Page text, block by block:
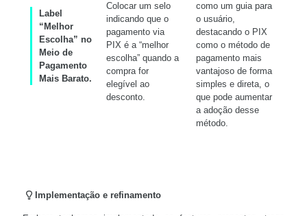
Label
“Melhor
Escolha” no
Meio de
Pagamento
Mais Barato.
Colocar um selo
indicando que o
pagamento via
PIX é a “melhor
escolha” quando a
compra for
elegível ao
desconto.
como um guia para
o usuário,
destacando o PIX
como o método de
pagamento mais
vantajoso de forma
simples e direta, o
que pode aumentar
a adoção desse
método.
Implementação e refinamento